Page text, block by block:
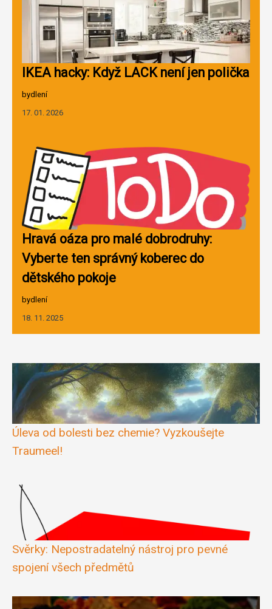
IKEA hacky: Když LACK není jen polička
bydlení
17. 01. 2026
Hravá oáza pro malé dobrodruhy:
Vyberte ten správný koberec do
dětského pokoje
bydlení
18. 11. 2025
Úleva od bolesti bez chemie? Vyzkoušejte
Traumeel!
Svěrky: Nepostradatelný nástroj pro pevné
spojení všech předmětů